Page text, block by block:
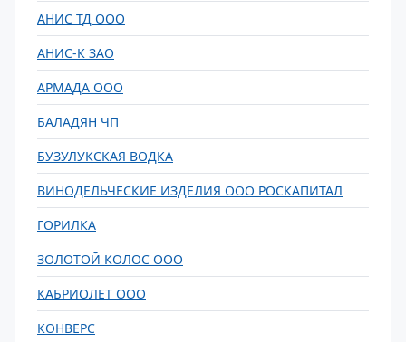
АНИС ТД ООО
АНИС-К ЗАО
АРМАДА ООО
БАЛАДЯН ЧП
БУЗУЛУКСКАЯ ВОДКА
ВИНОДЕЛЬЧЕСКИЕ ИЗДЕЛИЯ ООО РОСКАПИТАЛ
ГОРИЛКА
ЗОЛОТОЙ КОЛОС ООО
КАБРИОЛЕТ ООО
КОНВЕРС